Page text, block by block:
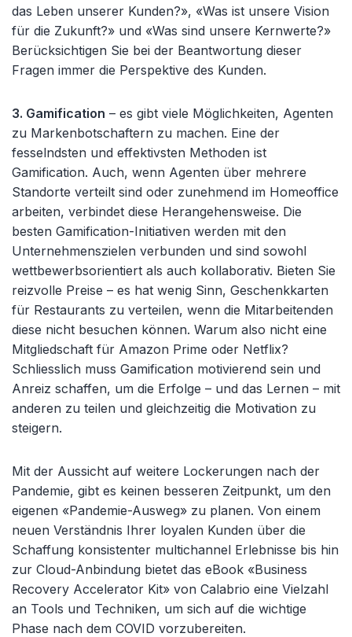
das Leben unserer Kunden?», «Was ist unsere Vision
für die Zukunft?» und «Was sind unsere Kernwerte?»
Berücksichtigen Sie bei der Beantwortung dieser
Fragen immer die Perspektive des Kunden.
3. Gamification – es gibt viele Möglichkeiten, Agenten
zu Markenbotschaftern zu machen. Eine der
fesselndsten und effektivsten Methoden ist
Gamification. Auch, wenn Agenten über mehrere
Standorte verteilt sind oder zunehmend im Homeoffice
arbeiten, verbindet diese Herangehensweise. Die
besten Gamification-Initiativen werden mit den
Unternehmenszielen verbunden und sind sowohl
wettbewerbsorientiert als auch kollaborativ. Bieten Sie
reizvolle Preise – es hat wenig Sinn, Geschenkkarten
für Restaurants zu verteilen, wenn die Mitarbeitenden
diese nicht besuchen können. Warum also nicht eine
Mitgliedschaft für Amazon Prime oder Netflix?
Schliesslich muss Gamification motivierend sein und
Anreiz schaffen, um die Erfolge – und das Lernen – mit
anderen zu teilen und gleichzeitig die Motivation zu
steigern.
Mit der Aussicht auf weitere Lockerungen nach der
Pandemie, gibt es keinen besseren Zeitpunkt, um den
eigenen «Pandemie-Ausweg» zu planen. Von einem
neuen Verständnis Ihrer loyalen Kunden über die
Schaffung konsistenter multichannel Erlebnisse bis hin
zur Cloud-Anbindung bietet das eBook «Business
Recovery Accelerator Kit» von Calabrio eine Vielzahl
an Tools und Techniken, um sich auf die wichtige
Phase nach dem COVID vorzubereiten.